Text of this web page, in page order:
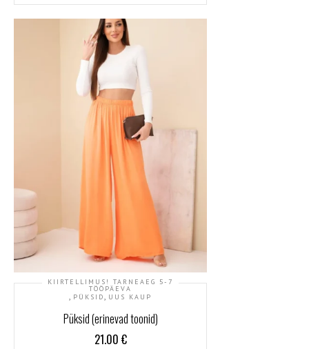
KIIRTELLIMUS! TARNEAEG 5-7
TÖÖPÄEVA
, PÜKSID, UUS KAUP
Püksid (erinevad toonid)
21.00 €